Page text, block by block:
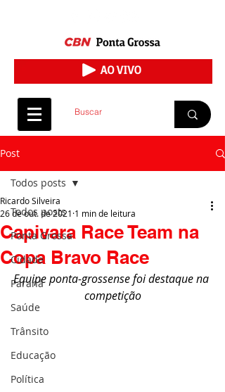
Post
Todos posts
Ponta Grossa
Cidade
Paraná
Saúde
Trânsito
Educação
Política
Todos posts
Capivara Race Team na
Copa Bravo Race
Ricardo Silveira
26 de out. de 2021 1 min de leitura
Equipe ponta-grossense foi destaque na
competição